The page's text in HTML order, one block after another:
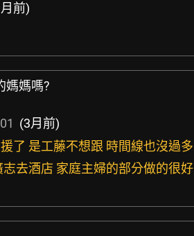
前)
媽媽嗎?
(3月前)
了 是工藤不想跟 時間線也沒過多
去酒店 家庭主婦的部分做的很好